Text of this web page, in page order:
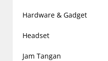
Hardware & Gadget
Headset
Jam Tangan